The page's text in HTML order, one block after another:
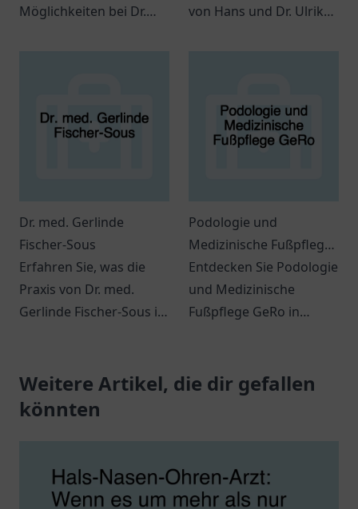
Möglichkeiten bei Dr.
von Hans und Dr. Ulrike
Dienstleistungen für die
ganze Familie.
Dr. med. Gerlinde
Fischer-Sous
Erfahren Sie, was die
Praxis von Dr. med.
Gerlinde Fischer-Sous in
medizinische Beratung
und individuelle
Podologie und
Medizinische Fußpflege
GeRo
Entdecken Sie Podologie
und Medizinische
Fußpflege GeRo in
für Ihre Gesundheit.
Weitere Artikel, die dir gefallen
könnten